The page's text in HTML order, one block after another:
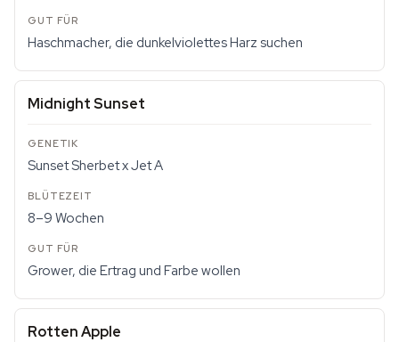
Haschmacher, die dunkelviolettes Harz suchen
Midnight Sunset
Sunset Sherbet x Jet A
8–9 Wochen
Grower, die Ertrag und Farbe wollen
Rotten Apple